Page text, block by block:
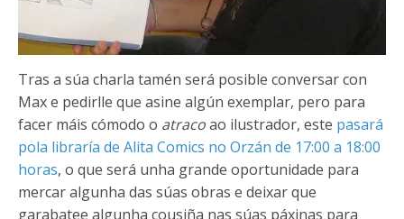
Tras a súa charla tamén será posible conversar con
Max e pedirlle que asine algún exemplar, pero para
facer máis cómodo o atracoao ilustrador, este pasará
pola libraría de Alita Comics no Orzán de 17:00 a 18:00
horas, o que será unha grande oportunidade para
mercar algunha das súas obras e deixar que
garabatee algunha cousiña nas súas páxinas para